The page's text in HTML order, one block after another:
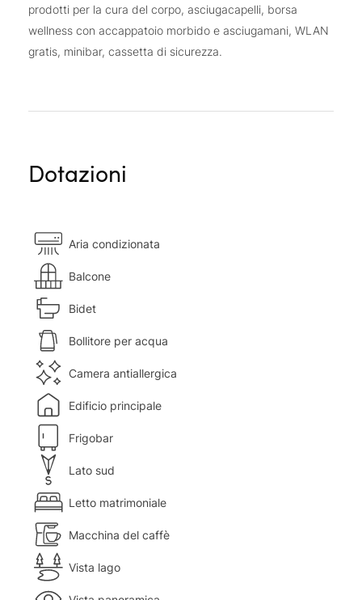
prodotti per la cura del corpo, asciugacapelli, borsa
wellness con accappatoio morbido e asciugamani, WLAN
gratis, minibar, cassetta di sicurezza.
Dotazioni
Aria condizionata
Balcone
Bidet
Bollitore per acqua
Camera antiallergica
Edificio principale
Frigobar
Lato sud
Letto matrimoniale
Macchina del caffè
Vista lago